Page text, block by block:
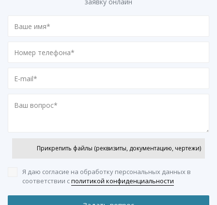
Прикрепить файлы (реквизиты, документацию, чертежи)
Я даю согласие на обработку персональных данных в
соответствии сполитикой конфиденциальности